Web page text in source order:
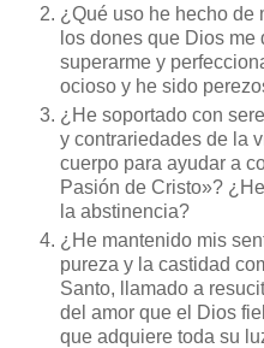
¿Qué uso he hecho de
los dones que Dios
superarme y
ocioso y he sido
¿He soportado con
y contrariedades de la
cuerpo para ayudar a
Pasión de Cristo»?
la abstinencia?
¿He mantenido mis
pureza y la castidad
Santo, llamado a
del amor que el Dios
que adquiere toda su